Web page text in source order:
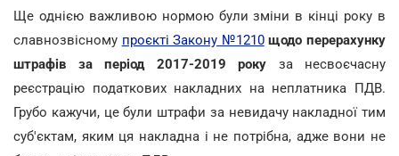
Ще однією важливою нормою були зміни в кінці року в
славнозвісному проєкті Закону №1210 щодо перерахунку
штрафів за період 2017-2019 року за несвоєчасну
реєстрацію податкових накладних на неплатника ПДВ.
Грубо кажучи, це були штрафи за невидачу накладної тим
суб'єктам, яким ця накладна і не потрібна, адже вони не